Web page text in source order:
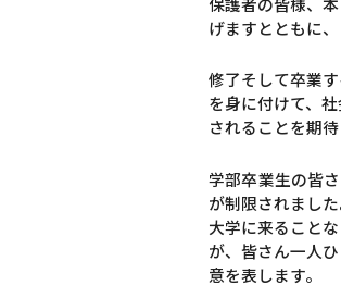
げますとともに
修了そして卒業
を身に付けて、
されることを期待
学部卒業生の皆
が制限されまし
大学に来ること
が、皆さん一人
意を表します。